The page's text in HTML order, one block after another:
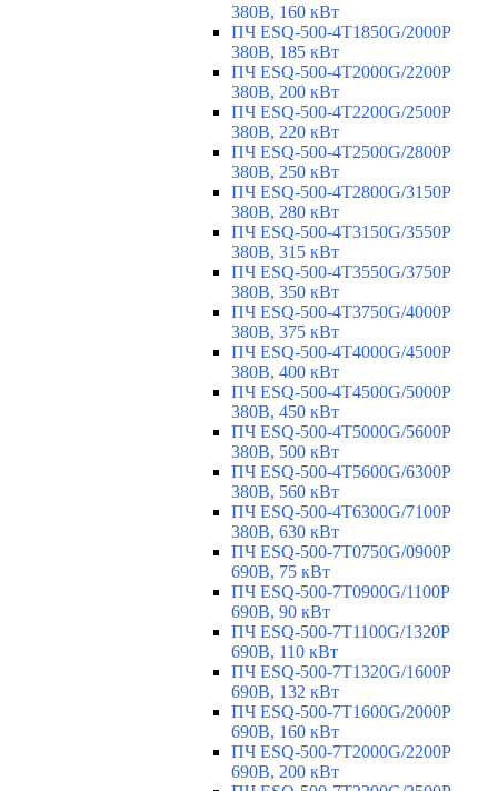
380В, 160 кВт
ПЧ ESQ-500-4T1850G/2000P
380В, 185 кВт
ПЧ ESQ-500-4T2000G/2200P
380В, 200 кВт
ПЧ ESQ-500-4T2200G/2500P
380В, 220 кВт
ПЧ ESQ-500-4T2500G/2800P
380В, 250 кВт
ПЧ ESQ-500-4T2800G/3150P
380В, 280 кВт
ПЧ ESQ-500-4T3150G/3550P
380В, 315 кВт
ПЧ ESQ-500-4T3550G/3750P
380В, 350 кВт
ПЧ ESQ-500-4T3750G/4000P
380В, 375 кВт
ПЧ ESQ-500-4T4000G/4500P
380В, 400 кВт
ПЧ ESQ-500-4T4500G/5000P
380В, 450 кВт
ПЧ ESQ-500-4T5000G/5600P
380В, 500 кВт
ПЧ ESQ-500-4T5600G/6300P
380В, 560 кВт
ПЧ ESQ-500-4T6300G/7100P
380В, 630 кВт
ПЧ ESQ-500-7T0750G/0900P
690В, 75 кВт
ПЧ ESQ-500-7T0900G/1100P
690В, 90 кВт
ПЧ ESQ-500-7T1100G/1320P
690В, 110 кВт
ПЧ ESQ-500-7T1320G/1600P
690В, 132 кВт
ПЧ ESQ-500-7T1600G/2000P
690В, 160 кВт
ПЧ ESQ-500-7T2000G/2200P
690В, 200 кВт